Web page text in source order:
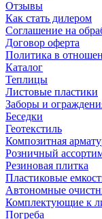
Отзывы
Как стать дилером
Соглашение на
Договор оферта
Политика в
Каталог
Теплицы
Листовые пластики
Заборы и
Беседки
Геотекстиль
Композитная
Розничный
Резиновая плитка
Пластиковые
Автономные
Комплектующие к
Погреба